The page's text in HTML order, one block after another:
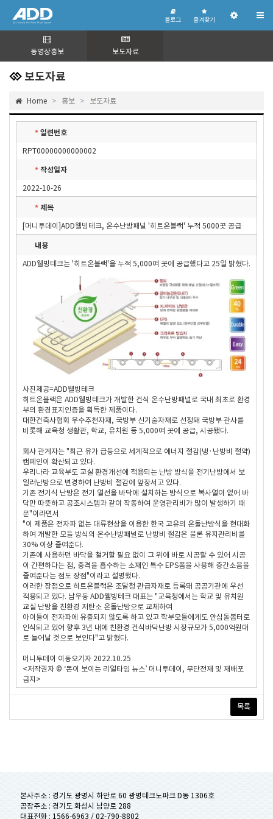
블
로
그
블로그
즐
겨
찾
즐겨찾기
관
자
동영상홍보 보도자료
보도자료
Home 홍보 보도자료
* 일련번호
RPT00000000000002
* 작성일자
2022-10-26
* 제목
[머니투데이]ADD웰빙테크, 온수난방패널 '히트온블랙' 누적 5000곳 공급
내용
ADD웰빙테크는 '히트온블랙'을 누적 5,000여 곳에 공급했다고 25일 밝혔다.
사진제공=ADD웰빙테크
히트온블랙은 ADD웰빙테크가 개발한 건식 온수난방패널로 국내 최초로 환경
부의 환경표지인증을 획득한 제품이다.
대한건축사협회 우수추천자재, 국방부 신기술자재로 선정돼 국방부 관사를
비롯해 교육청 생활관, 학교, 유치원 등 5,000여 곳에 공급, 시공됐다.
회사 관계자는 "최근 유가 급등으로 세계적으로 에너지 절감(냉·난방비 절약)
캠페인이 확산되고 있다.
우리나라 교육부도 교실 환경개선에 적용되는 난방 방식을 전기난방에서 보
일러난방으로 변경하여 난방비 절감에 앞장서고 있다.
기존 전기식 난방은 전기 열선을 바닥에 설치하는 방식으로 복사열이 없어 바
닥만 따뜻하고 공조시스템과 같이 작동하여 운영관리비가 많이 발생하기 때
문"이라면서
"이 제품은 전자파 없는 대류현상을 이용한 한국 고유의 온돌난방식을 현대화
하여 개발한 모듈 방식의 온수난방패널로 난방비 절감은 물론 유지관리비를
30% 이상 줄여준다.
기존에 사용하던 바닥을 철거할 필요 없이 그 위에 바로 시공할 수 있어 시공
이 간편하다는 점, 충격을 흡수하는 소재인 특수 EPS폼을 사용해 층간소음을
줄여준다는 점도 장점"이라고 설명했다.
이러한 장점으로 히트온블랙은 조달청 관급자재로 등록돼 공공기관에 우선
적용되고 있다. 남우동 ADD웰빙테크 대표는 "교육청에서는 학교 및 유치원
교실 난방을 친환경 저탄소 온돌난방으로 교체하여
아이들이 전자파에 유출되지 않도록 하고 있고 학부모들에게도 안심돌봄터로
인식되고 있어 향후 3년 내에 친환경 건식바닥난방 시장규모가 5,000억원대
로 늘어날 것으로 보인다"고 밝혔다.
머니투데이 이동오기자 2022.10.25
<저작권자 © ‘돈이 보이는 리얼타임 뉴스’ 머니투데이, 무단전재 및 재배포
금지>
목록
본사주소 : 경기도 광명시 하안로 60 광명테크노파크 D동 1306호
공장주소 : 경기도 화성시 남양로 288
대표전화 : 1566-6963 / 02-790-8802